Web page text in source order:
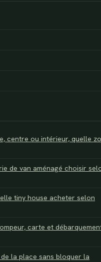
centre ou intérieur, quelle
de van aménagé choisir
tiny house acheter selon
carte et
la place sans bloquer la